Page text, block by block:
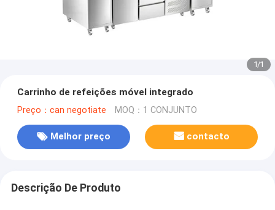
1/1
Carrinho de refeições móvel integrado
Preço：can negotiate MOQ：1 CONJUNTO
Melhor preço contacto
Descrição De Produto